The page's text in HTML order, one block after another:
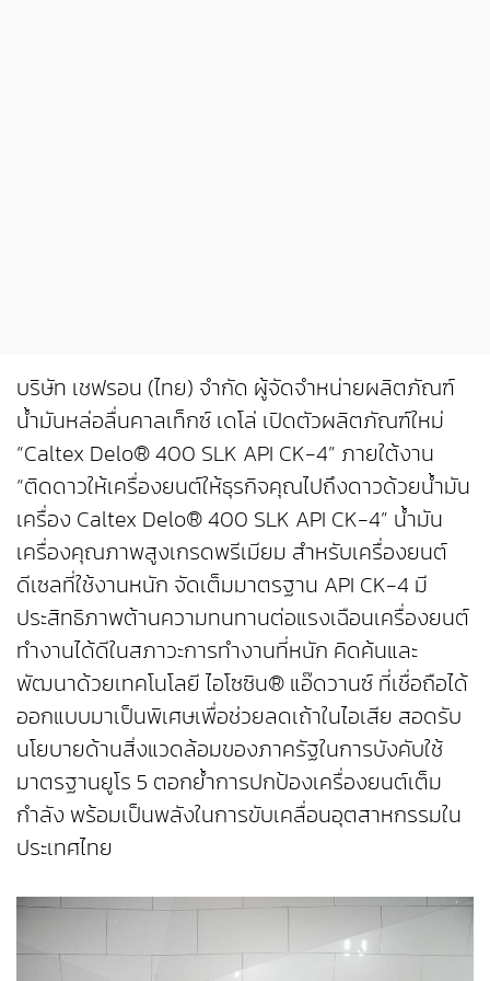
บริษัท เชฟรอน (ไทย) จำกัด ผู้จัดจำหน่ายผลิตภัณฑ์
น้ำมันหล่อลื่นคาลเท็กซ์ เดโล่ เปิดตัวผลิตภัณฑ์ใหม่
“Caltex Delo® 400 SLK API CK-4” ภายใต้งาน
“ติดดาวให้เครื่องยนต์ให้ธุรกิจคุณไปถึงดาวด้วยน้ำมัน
เครื่อง Caltex Delo® 400 SLK API CK-4” น้ำมัน
เครื่องคุณภาพสูงเกรดพรีเมียม สำหรับเครื่องยนต์
ดีเซลที่ใช้งานหนัก จัดเต็มมาตรฐาน API CK-4 มี
ประสิทธิภาพต้านความทนทานต่อแรงเฉือนเครื่องยนต์
ทำงานได้ดีในสภาวะการทำงานที่หนัก คิดค้นและ
พัฒนาด้วยเทคโนโลยี ไอโซซิน® แอ๊ดวานซ์ ที่เชื่อถือได้
ออกแบบมาเป็นพิเศษเพื่อช่วยลดเถ้าในไอเสีย สอดรับ
นโยบายด้านสิ่งแวดล้อมของภาครัฐในการบังคับใช้
มาตรฐานยูโร 5 ตอกย้ำการปกป้องเครื่องยนต์เต็ม
กำลัง พร้อมเป็นพลังในการขับเคลื่อนอุตสาหกรรมใน
ประเทศไทย